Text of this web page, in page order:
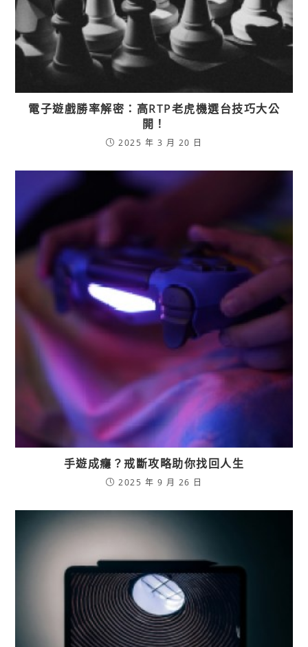
電子遊戲勝率解密：高RTP老虎機選台技巧大公
開！
2025 年 3 月 20 日
手遊成癮？戒斷攻略助你找回人生
2025 年 9 月 26 日